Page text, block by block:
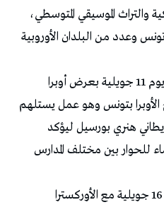
والتراث الموسيقي المتوسطي،
وعدد من البلدان الأوروبية
ويفتتح المهرجان دورته الجديدة يوم 11 جويلية بعرض أوبرا
بتونس وهو عمل يستلهم
هنري بورسيل ليؤكد
للحوار بين مختلف المدارس
ويتواصل البرنامج يوم الخميس 16 جويلية مع الأوركسترا